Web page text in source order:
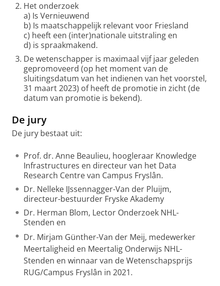
Het onderzoek
a) Is Vernieuwend
b) Is maatschappelijk relevant voor Friesland
c) heeft een (inter)nationale uitstraling en
d) is spraakmakend.
De wetenschapper is maximaal vijf jaar geleden
gepromoveerd (op het moment van de
sluitingsdatum van het indienen van het voorstel,
31 maart 2023) of heeft de promotie in zicht (de
datum van promotie is bekend).
De jury
De jury bestaat uit:
Prof. dr. Anne Beaulieu, hoogleraar Knowledge
Infrastructures en directeur van het Data
Research Centre van Campus Fryslân.
Dr. Nelleke IJssennagger-Van der Pluijm,
directeur-bestuurder Fryske Akademy
Dr. Herman Blom, Lector Onderzoek NHL-
Stenden en
Dr. Mirjam Günther-Van der Meij, medewerker
Meertaligheid en Meertalig Onderwijs NHL-
Stenden en winnaar van de Wetenschapsprijs
RUG/Campus Fryslân in 2021.